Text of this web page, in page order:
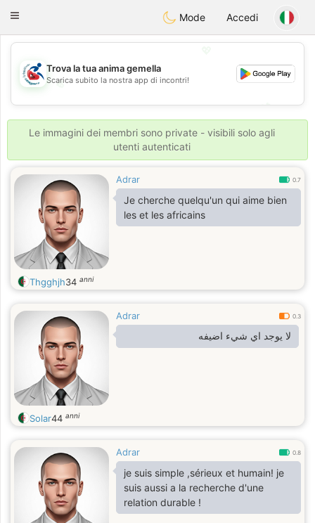
Handi Space
Toggle
Mode Accedi
💖
💕
💕
Trova la tua anima gemella
Scarica subito la nostra app di incontri!
Le immagini dei membri sono private - visibili solo agli
utenti autenticati
Adrar 0.7
Je cherche quelqu'un qui aime bien
les et les africains
Thgghjh34 anni
Adrar 0.3
لا يوجد اي شيء اضيفه
Solar44 anni
Adrar 0.8
je suis simple ,sérieux et humain! je
suis aussi a la recherche d'une
relation durable !